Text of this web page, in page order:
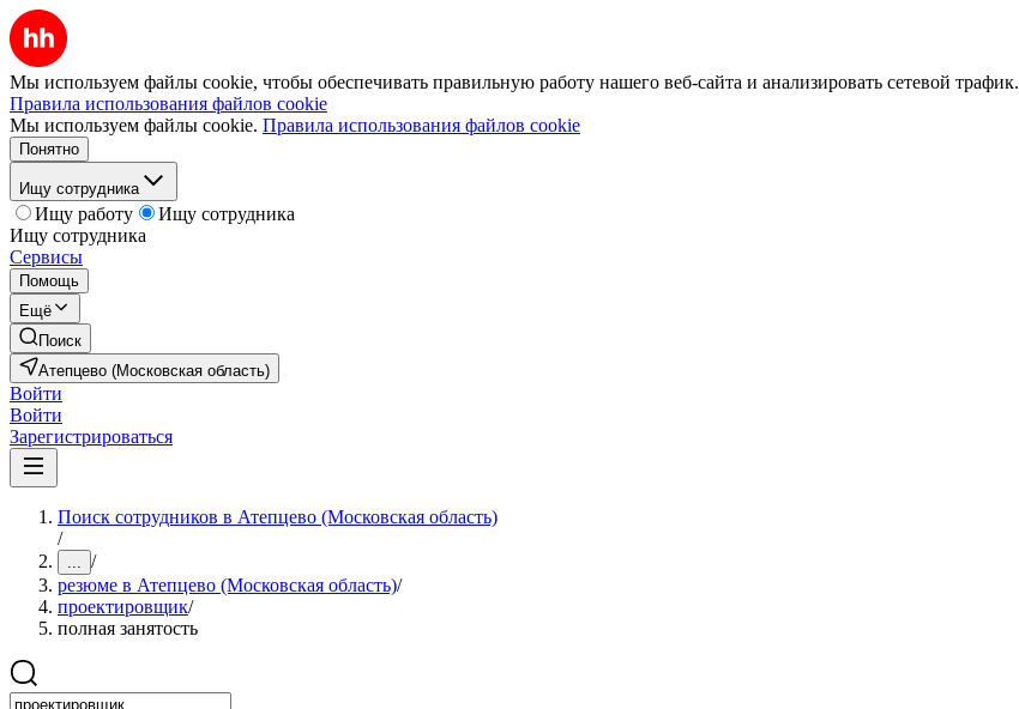
Мы используем файлы cookie, чтобы обеспечивать правильную работу нашего веб-сайта и анализировать сетевой трафик.
Правила использования файлов cookie
Мы используем файлы cookie. Правила использования файлов cookie
Понятно
Ищу сотрудника
Ищу работу
Ищу сотрудника
Ищу сотрудника
Сервисы
Помощь
Ещё
Поиск
Атепцево (Московская область)
Войти
Войти
Зарегистрироваться
Поиск сотрудников в Атепцево (Московская область)
/
... /
резюме в Атепцево (Московская область)/
проектировщик/
полная занятость